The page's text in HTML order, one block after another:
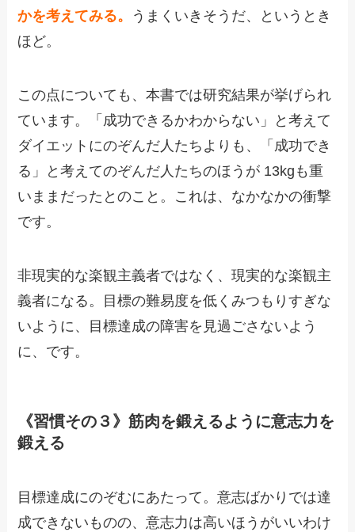
かを考えてみる。
うまくいきそうだ、というとき
ほど。
この点についても、本書では研究結果が挙げられ
ています。「成功できるかわからない」と考えて
ダイエットにのぞんだ人たちよりも、「成功でき
る」と考えてのぞんだ人たちのほうが 13kgも重
いままだったとのこと。これは、なかなかの衝撃
です。
非現実的な楽観主義者ではなく、現実的な楽観主
義者になる。目標の難易度を低くみつもりすぎな
いように、目標達成の障害を見過ごさないよう
に、です。
《習慣その３》筋肉を鍛えるように意志力を
鍛える
目標達成にのぞむにあたって。意志ばかりでは達
成できないものの、意志力は高いほうがいいわけ